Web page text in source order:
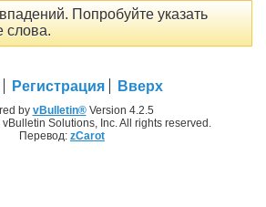
Попробуйте указать
слова.
Регистрация Вверх
by vBulletin®Version 4.2.5
Solutions, Inc. All rights reserved.
Перевод: zCarot